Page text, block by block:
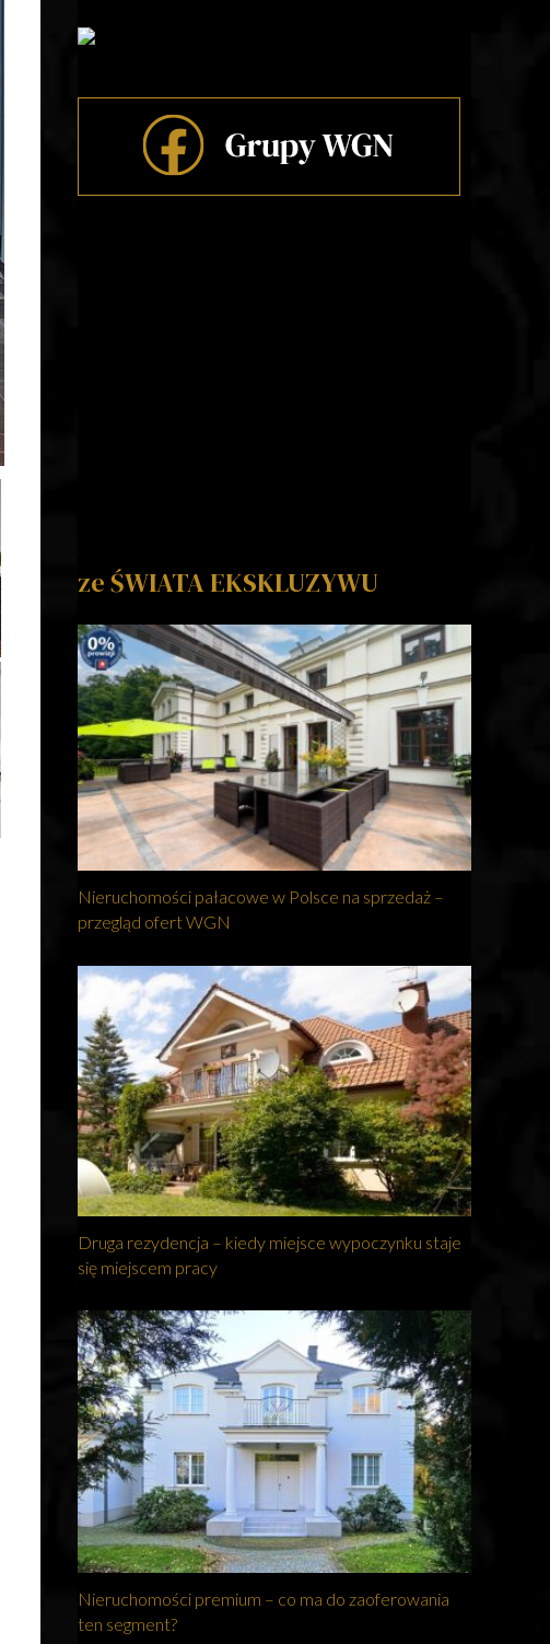
ze ŚWIATA EKSKLUZYWU
Nieruchomości pałacowe w Polsce na sprzedaż –
przegląd ofert WGN
Druga rezydencja – kiedy miejsce wypoczynku staje
się miejscem pracy
Nieruchomości premium – co ma do zaoferowania
ten segment?